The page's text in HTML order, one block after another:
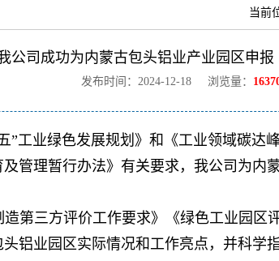
当前
公司成功为内蒙古包头铝业产业园区申报
发布时间：2024-12-18 浏览量：
”工业绿色发展规划》和《工业领域碳达
管理暂行办法》有关要求，我公司为内
第三方评价工作要求》《绿色工业园区
铝业园区实际情况和工作亮点，并科学